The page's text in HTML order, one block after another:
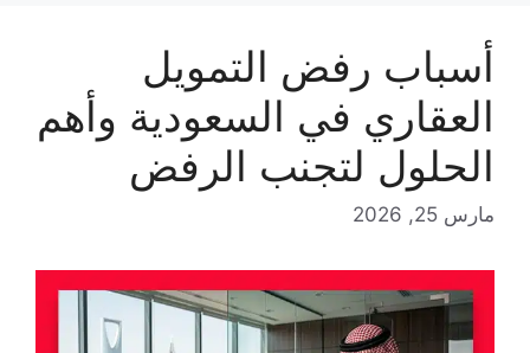
أسباب رفض التمويل
العقاري في السعودية وأهم
الحلول لتجنب الرفض
مارس 25, 2026